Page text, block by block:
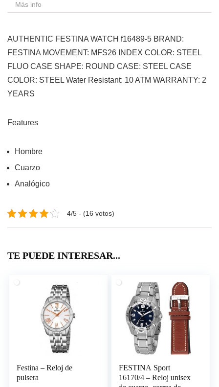
Más info
AUTHENTIC FESTINA WATCH f16489-5 BRAND:
FESTINA MOVEMENT: MFS26 INDEX COLOR: STEEL
FLUO CASE SHAPE: ROUND CASE: STEEL CASE
COLOR: STEEL Water Resistant: 10 ATM WARRANTY: 2
YEARS
Features
Hombre
Cuarzo
Analógico
4/5 - (16 votos)
TE PUEDE INTERESAR...
Festina – Reloj de
pulsera
FESTINA Sport
16170/4 – Reloj unisex